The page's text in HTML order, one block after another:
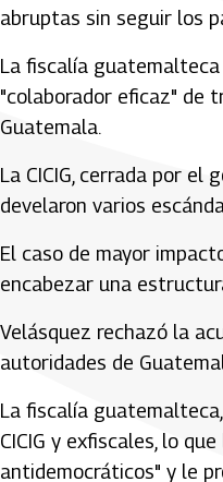
abruptas sin seguir los
La fiscalía guatemalteca
"colaborador eficaz" de
Guatemala.
La CICIG, cerrada por
develaron varios
El caso de mayor
encabezar una
Velásquez rechazó la
autoridades de
La fiscalía
CICIG y exfiscales, lo
antidemocráticos" y le